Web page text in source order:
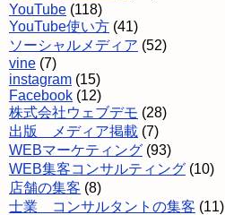
YouTube (118)
YouTube使い方 (41)
ソーシャルメディア (52)
vine (7)
instagram (15)
Facebook (12)
株式会社ウェブデモ (28)
出版 メディア掲載 (7)
WEBマーケティング (93)
WEB集客コンサルティング (10)
店舗の集客 (8)
士業 コンサルタントの集客 (11)